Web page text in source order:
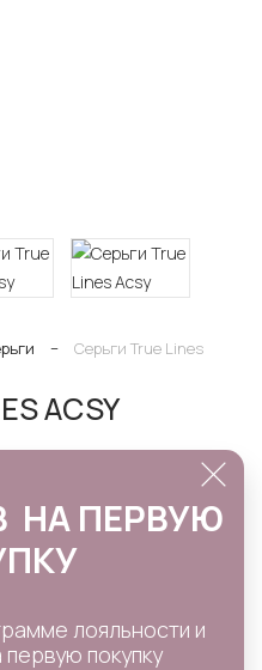
−
Серьги True Lines
ACSY
НА ПЕРВУЮ
лояльности и
покупку